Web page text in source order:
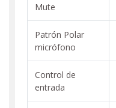
Mute
Patrón Polar
micrófono
Control de
entrada